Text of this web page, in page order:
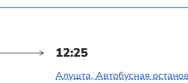
12:25
Алушта, Автобусная